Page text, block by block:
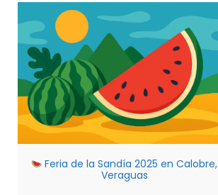
Feria de la Sandía 2025 en Calobre,
Veraguas